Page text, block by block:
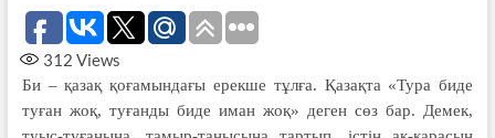
312 Views
Би – қазақ қоғамындағы ерекше тұлға. Қазақта «Тура биде
туған жоқ, туғанды биде иман жоқ» деген сөз бар. Демек,